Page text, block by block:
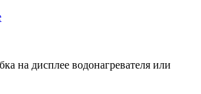
на дисплее водонагревателя или